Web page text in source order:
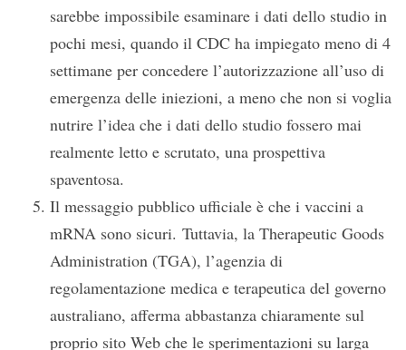
sarebbe impossibile esaminare i dati dello studio in
pochi mesi, quando il CDC ha impiegato meno di 4
settimane per concedere l’autorizzazione all’uso di
emergenza delle iniezioni, a meno che non si voglia
nutrire l’idea che i dati dello studio fossero mai
realmente letto e scrutato, una prospettiva
spaventosa.
Il messaggio pubblico ufficiale è che i vaccini a
mRNA sono sicuri. Tuttavia, la Therapeutic Goods
Administration (TGA), l’agenzia di
regolamentazione medica e terapeutica del governo
australiano, afferma abbastanza chiaramente sul
proprio sito Web che le sperimentazioni su larga